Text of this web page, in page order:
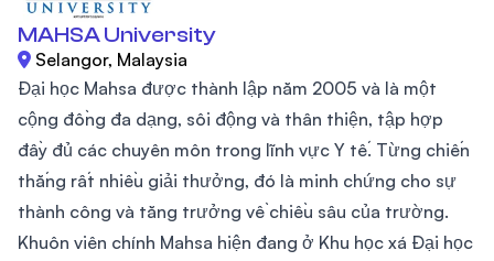
MAHSA University
Selangor, Malaysia
Đại học Mahsa được thành lập năm 2005 và là một
cộng đồng đa dạng, sôi động và thân thiện, tập hợp
đầy đủ các chuyên môn trong lĩnh vực Y tế. Từng chiến
thắng rất nhiều giải thưởng, đó là minh chứng cho sự
thành công và tăng trưởng về chiều sâu của trường.
Khuôn viên chính Mahsa hiện đang ở Khu học xá Đại học